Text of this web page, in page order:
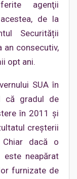
agenţii
de la
Securității
an consecutiv,
opt ani.
SUA în
că gradul de
în 2011 şi
creşterii
Chiar dacă o
neapărat
furnizate de